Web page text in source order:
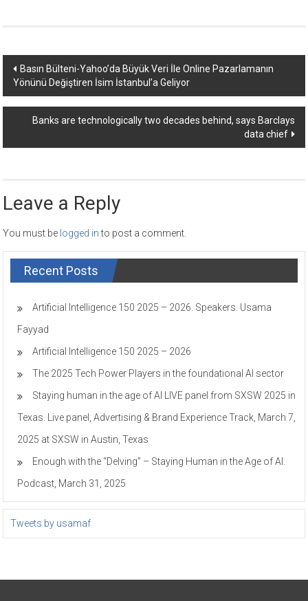
Post
navigation
Basın Bülteni-Yahoo’da Büyük Veri İle Online Pazarlamanın
Yönünü Değiştiren İsim İstanbul’a Geliyor
Banks are technologically two decades behind, says Barclays
data chief
Leave a Reply
You must be logged into post a comment.
Recent Posts
Artificial Intelligence 150 2025 – 2026. Speakers. Usama
Fayyad
Artificial Intelligence 150 2025 – 2026
The 2025 Tech Power Players in the foundational AI sector
Staying human in the age of AI LIVE panel from SXSW 2025 in
Texas. Live panel, Advertising & Brand Experience Track, March 7,
2025 at SXSW in Austin, Texas
Enough with the “Delving” – Staying Human in the Age of AI.
Podcast, March 31, 2025
Tweets by usamaf